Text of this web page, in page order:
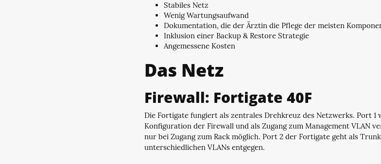
Stabiles Netz
Wenig Wartungsaufwand
Dokumentation, die der Ärztin die Pflege der meisten
Inklusion einer Backup & Restore Strategie
Angemessene Kosten
Das Netz
Firewall: Fortigate 40F
Die Fortigate fungiert als zentrales Drehkreuz des Netzwerks. Port
Konfiguration der Firewall und als Zugang zum Management VLAN
nur bei Zugang zum Rack möglich. Port 2 der Fortigate geht als
unterschiedlichen VLANs entgegen.